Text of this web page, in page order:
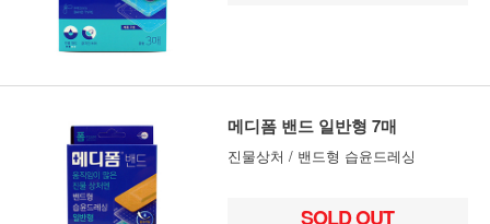
메디폼 밴드 일반형 7매
진물상처 / 밴드형 습윤드레싱
SOLD OUT